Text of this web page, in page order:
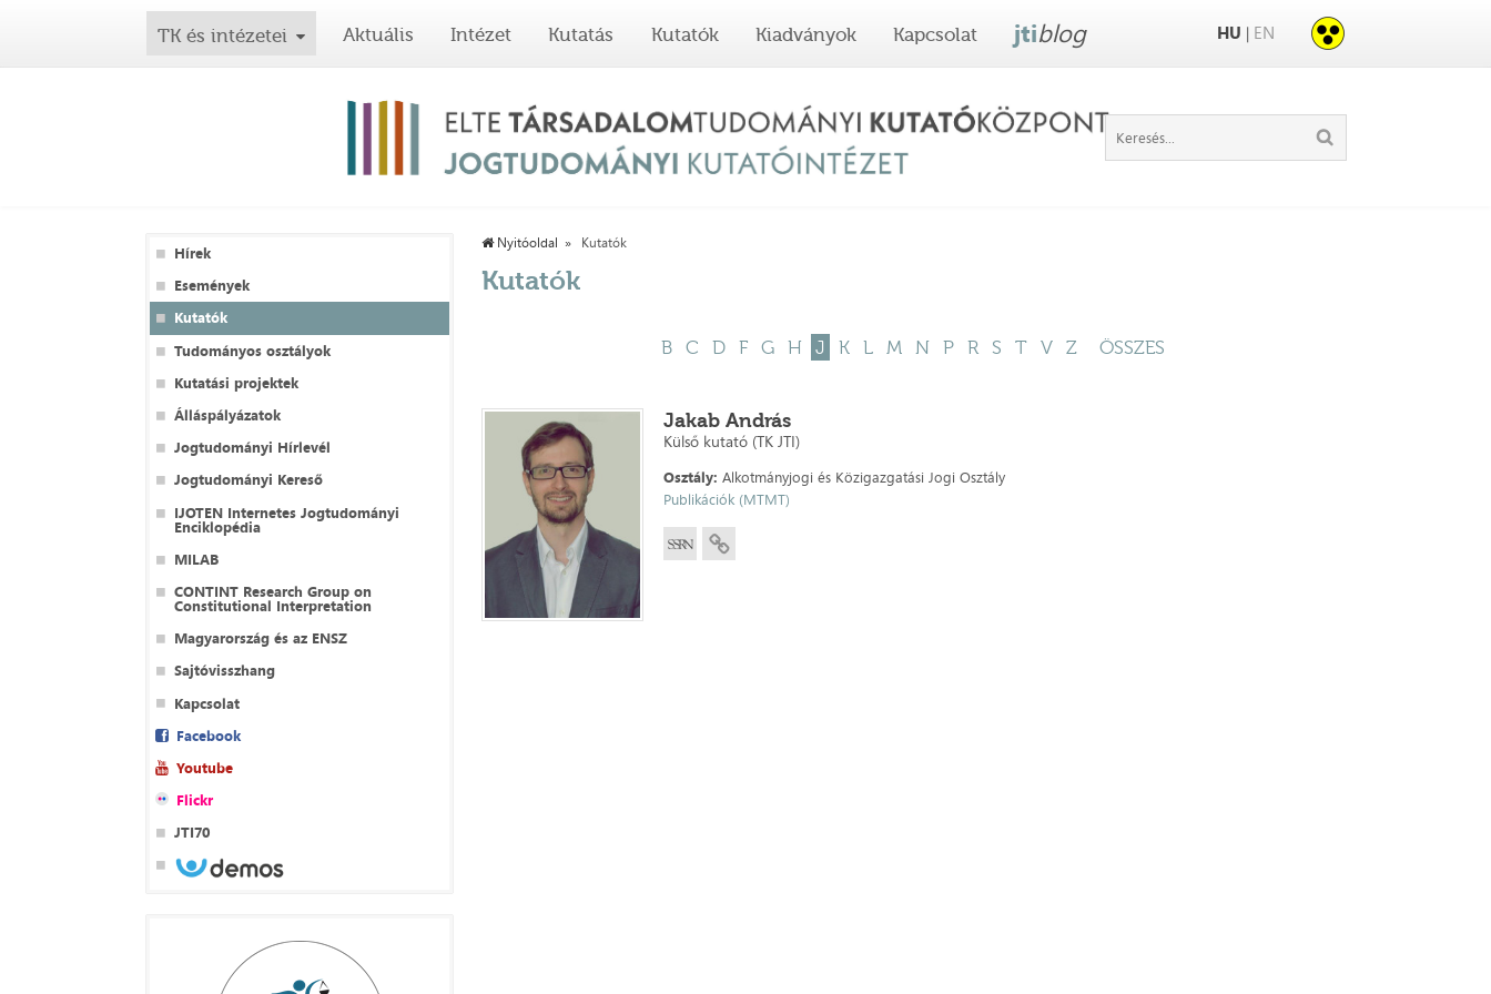
TK és intézetei Aktuális Intézet Kutatás Kutatók Kiadványok Kapcsolat jtiblog HU | EN
Hírek
Események
Kutatók
Tudományos osztályok
Kutatási projektek
Álláspályázatok
Jogtudományi Hírlevél
Jogtudományi Kereső
IJOTEN Internetes Jogtudományi
Enciklopédia
MILAB
CONTINT Research Group on
Constitutional Interpretation
Magyarország és az ENSZ
Sajtóvisszhang
Kapcsolat
Facebook
Youtube
Flickr
JTI70
Nyitóoldal Kutatók
Kutatók
B C D F G H J K L M N P R S T V Z ÖSSZES
Jakab András
Külső kutató (TK JTI)
Osztály: Alkotmányjogi és Közigazgatási Jogi Osztály
Publikációk (MTMT)